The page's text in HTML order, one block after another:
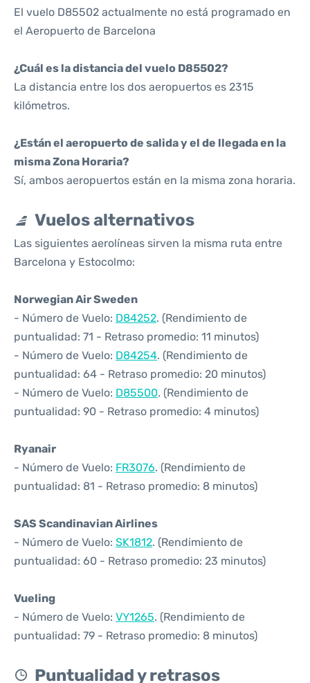
El vuelo D85502 actualmente no está programado en
el Aeropuerto de Barcelona
¿Cuál es la distancia del vuelo D85502?
La distancia entre los dos aeropuertos es 2315
kilómetros.
¿Están el aeropuerto de salida y el de llegada en la
misma Zona Horaria?
Sí, ambos aeropuertos están en la misma zona horaria.
Vuelos alternativos
Las siguientes aerolíneas sirven la misma ruta entre
Barcelona y Estocolmo:
Norwegian Air Sweden
- Número de Vuelo: D84252. (Rendimiento de
puntualidad: 71 - Retraso promedio: 11 minutos)
- Número de Vuelo: D84254. (Rendimiento de
puntualidad: 64 - Retraso promedio: 20 minutos)
- Número de Vuelo: D85500. (Rendimiento de
puntualidad: 90 - Retraso promedio: 4 minutos)
Ryanair
- Número de Vuelo: FR3076. (Rendimiento de
puntualidad: 81 - Retraso promedio: 8 minutos)
SAS Scandinavian Airlines
- Número de Vuelo: SK1812. (Rendimiento de
puntualidad: 60 - Retraso promedio: 23 minutos)
Vueling
- Número de Vuelo: VY1265. (Rendimiento de
puntualidad: 79 - Retraso promedio: 8 minutos)
Puntualidad y retrasos